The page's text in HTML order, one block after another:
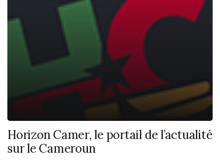
Horizon Camer, le portail de l’actualité
sur le Cameroun